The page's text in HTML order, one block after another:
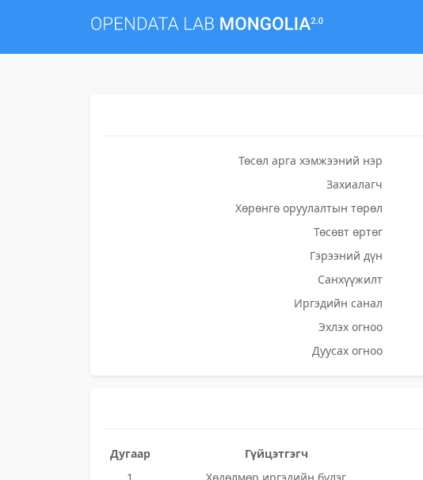
Төсөл арга хэмжээний нэр
Захиалагч
Хөрөнгө оруулалтын төрөл
Төсөвт өртөг
Гэрээний дүн
Санхүүжилт
Иргэдийн санал
Эхлэх огноо
Дуусах огноо
Дугаар Гүйцэтгэгч